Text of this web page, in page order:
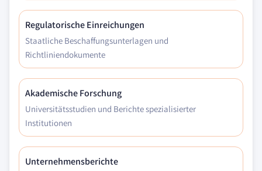
Regulatorische Einreichungen
Staatliche Beschaffungsunterlagen und
Richtliniendokumente
Akademische Forschung
Universitätsstudien und Berichte spezialisierter
Institutionen
Unternehmensberichte